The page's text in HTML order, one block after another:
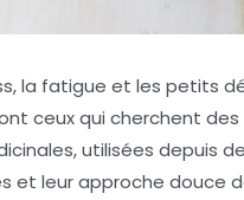
la fatigue et les petits
ceux qui cherchent
utilisées depuis
et leur approche douce